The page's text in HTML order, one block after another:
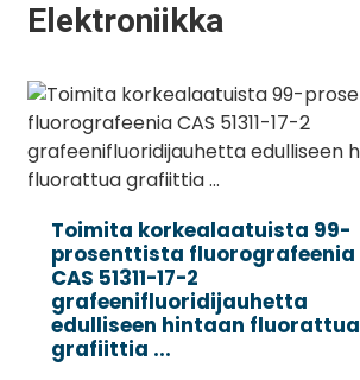
Elektroniikka
Toimita korkealaatuista 99-
prosenttista fluorografeenia
CAS 51311-17-2
grafeenifluoridijauhetta
edulliseen hintaan fluorattua
grafiittia ...